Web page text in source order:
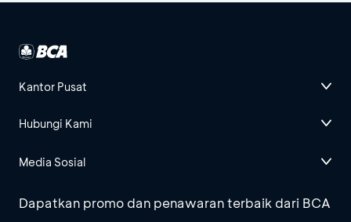
Kantor Pusat
Hubungi Kami
Media Sosial
Dapatkan promo dan penawaran terbaik dari BCA